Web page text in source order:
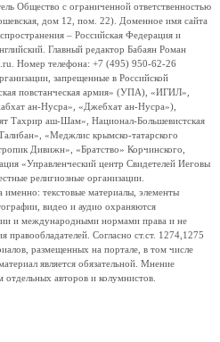
Общество с ограниченной ответственностью
дом 12, пом. 22). Доменное имя сайта
– Российская Федерация и
Главный редактор Бабаян Роман
Номер телефона: +7 (495) 950-62-26
запрещенные в Российской
повстанческая армия» (УПА), «ИГИЛ»,
ан-Нусра», «Джебхат ан-Нусра»),
Тахрир аш-Шам», Национал-Большевистская
«Меджлис крымско-татарского
Дивижн», «Братство» Корчинского,
«Управленческий центр Свидетелей Иеговы
религиозные организации.
текстовые материалы, элементы
видео и аудио охраняются
и международными нормами права и не
правообладателей. Согласно ст.ст. 1274,1275
размещенных на портале, в том числе
является обязательной. Мнение
авторов и колумнистов.